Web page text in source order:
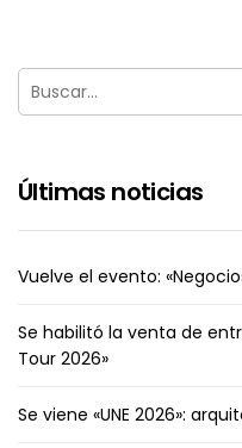
Últimas noticias
Vuelve el evento:
Se habilitó la venta de
Tour 2026»
Se viene «UNE 2026»: